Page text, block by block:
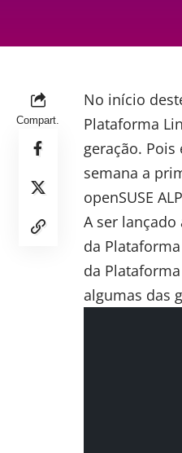
Compart.
No início
Plataforma
geração.
semana a
openSUSE
A ser
da
da
algumas das